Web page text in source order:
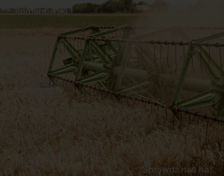
Dokumenty
Regulamin
Polityka prywatności
Reklamacje i zwroty
Dostawy
Płatności
Romanowski
Sklep internetowy
Praca
Ubezpieczenia
Sprawdź nas na